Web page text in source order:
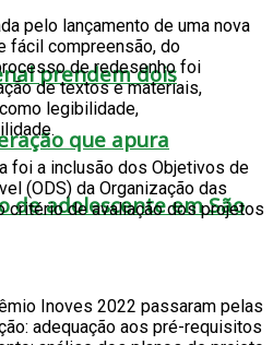
prendem dois
que apura
de adolescente em São
pelo lançamento de uma nova
fácil compreensão, do
de redesenho foi
de textos e materiais,
legibilidade,
foi a inclusão dos Objetivos de
(ODS) da Organização das
critério de avaliação dos projetos
Inoves 2022 passaram pelas
adequação aos pré-requisitos